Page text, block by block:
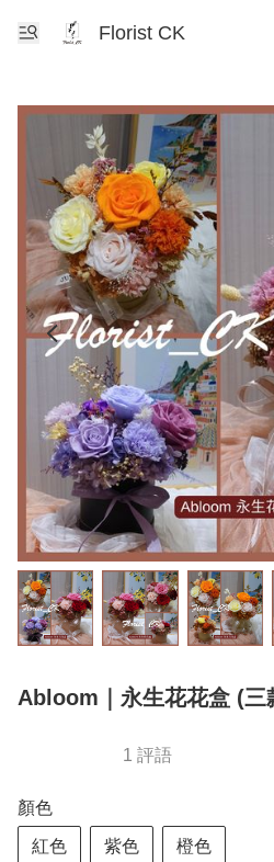
Florist CK
Abloom｜永生花花盒 (三
1 評語
顏色
紅色 紫色 橙色